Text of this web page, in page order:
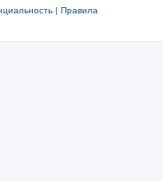
| Правила